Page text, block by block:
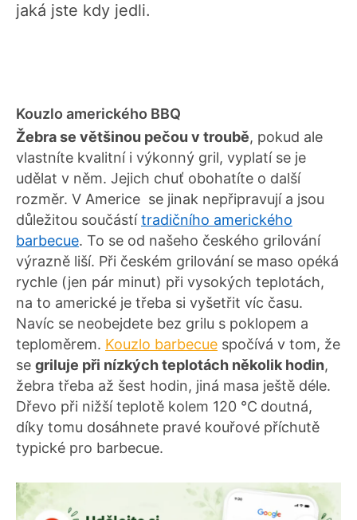
jaká jste kdy jedli.
Kouzlo amerického BBQ
Žebra se většinou pečou v troubě, pokud ale
vlastníte kvalitní i výkonný gril, vyplatí se je
udělat v něm. Jejich chuť obohatíte o další
rozměr. V Americe se jinak nepřipravují a jsou
důležitou součástítradičního amerického
barbecue. To se od našeho českého grilování
výrazně liší. Při českém grilování se maso opéká
rychle (jen pár minut) při vysokých teplotách,
na to americké je třeba si vyšetřit víc času.
Navíc se neobejdete bez grilu s poklopem a
teploměrem. Kouzlo barbecue spočívá v tom, že
se griluje při nízkých teplotách několik hodin,
žebra třeba až šest hodin, jiná masa ještě déle.
Dřevo při nižší teplotě kolem 120 °C doutná,
díky tomu dosáhnete pravé kouřové příchutě
typické pro barbecue.